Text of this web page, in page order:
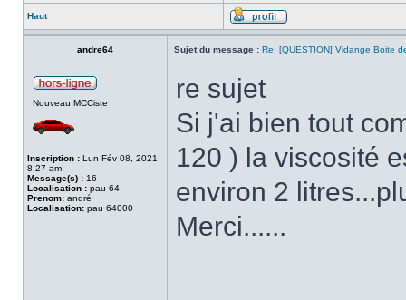
Haut
andre64 Sujet du message : Re: [QUESTION] Vidange Boite
Nouveau MCCiste
Inscription : Lun Fév 08, 2021
8:27 am
Message(s) : 16
Localisation : pau 64
Prenom: andré
Localisation: pau 64000
re sujet
Si j'ai bien tout
120 ) la viscosité
environ 2
Merci......